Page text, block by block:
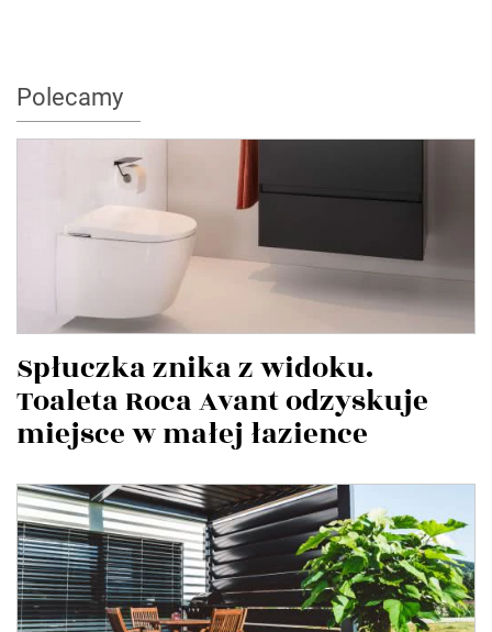
Polecamy
Spłuczka znika z widoku.
Toaleta Roca Avant odzyskuje
miejsce w małej łazience